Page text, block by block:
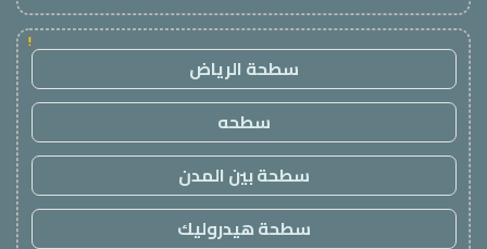
!
سطحة الرياض
سطحه
سطحة بين المدن
سطحة هيدروليك